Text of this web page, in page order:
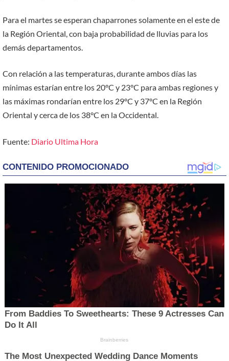
Para el martes se esperan chaparrones solamente en el este de
la Región Oriental, con baja probabilidad de lluvias para los
demás departamentos.
Con relación a las temperaturas, durante ambos días las
mínimas estarían entre los 20°C y 23°C para ambas regiones y
las máximas rondarían entre los 29°C y 37°C en la Región
Oriental y cerca de los 38°C en la Occidental.
Fuente: Diario Ultima Hora